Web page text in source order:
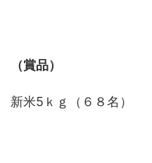
（賞品）
新米5ｋｇ（６８名）